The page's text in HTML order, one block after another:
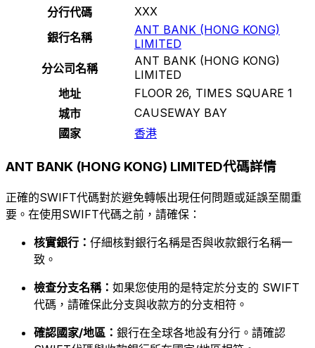
分行代碼
XXX
銀行名稱
ANT BANK (HONG KONG)
LIMITED
分公司名稱
ANT BANK (HONG KONG)
LIMITED
地址
FLOOR 26, TIMES SQUARE 1
城市
CAUSEWAY BAY
國家
香港
ANT BANK (HONG KONG) LIMITED代碼詳情
正確的SWIFT代碼對於避免轉帳出現任何問題或延誤至關重
要。在使用SWIFT代碼之前，請確保：
核實銀行： 仔細核對銀行名稱是否與收款銀行名稱一
致。
檢查分支名稱： 如果您使用的是特定於分支的 SWIFT
代碼，請確保此分支與收款方的分支相符。
確認國家/地區： 銀行在全球各地設有分行。請確認